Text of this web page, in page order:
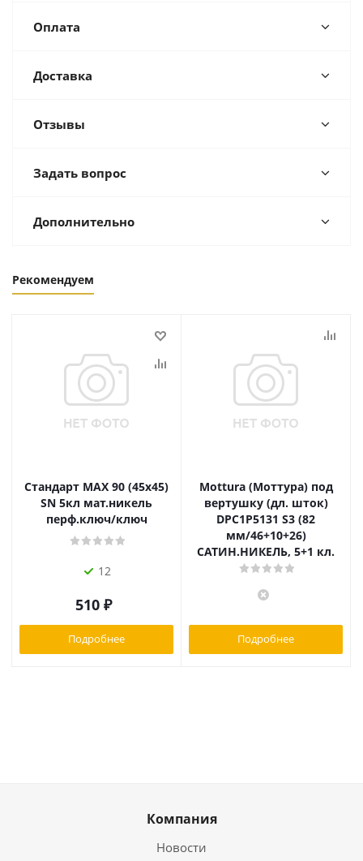
Оплата
Доставка
Отзывы
Задать вопрос
Дополнительно
Рекомендуем
Стандарт MAX 90 (45х45)
SN 5кл мат.никель
перф.ключ/ключ
12
510 ₽
Подробнее
Mottura (Моттура) под
вертушку (дл. шток)
DPC1P5131 S3 (82
мм/46+10+26)
САТИН.НИКЕЛЬ, 5+1 кл.
Подробнее
Компания
Новости